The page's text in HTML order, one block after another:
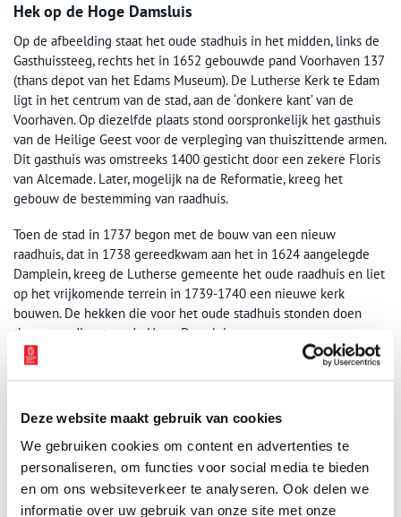
Deze website maakt gebruik van cookies
We gebruiken cookies om content en advertenties te
personaliseren, om functies voor social media te bieden
en om ons websiteverkeer te analyseren. Ook delen we
informatie over uw gebruik van onze site met onze
Hek op de Hoge Damsluis
Op de afbeelding staat het oude stadhuis in het midden, links de
Gasthuissteeg, rechts het in 1652 gebouwde pand Voorhaven 137
(thans depot van het Edams Museum). De Lutherse Kerk te Edam
ligt in het centrum van de stad, aan de ‘donkere kant’ van de
Voorhaven. Op diezelfde plaats stond oorspronkelijk het gasthuis
van de Heilige Geest voor de verpleging van thuiszittende armen.
Dit gasthuis was omstreeks 1400 gesticht door een zekere Floris
van Alcemade. Later, mogelijk na de Reformatie, kreeg het
gebouw de bestemming van raadhuis.
Toen de stad in 1737 begon met de bouw van een nieuw
raadhuis, dat in 1738 gereedkwam aan het in 1624 aangelegde
Damplein, kreeg de Lutherse gemeente het oude raadhuis en liet
op het vrijkomende terrein in 1739-1740 een nieuwe kerk
bouwen. De hekken die voor het oude stadhuis stonden doen
thans nog dienst op de Hoge Damsluis.